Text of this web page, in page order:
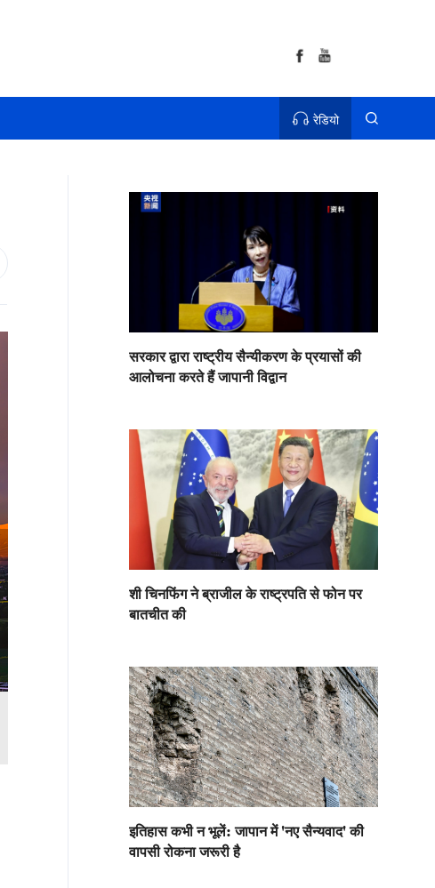
रेडियो
7 जुलाई को चीन के शीत्सांग स्वायत्त प्रदेश के शिगात्से शहर के ग्यान्त्से
सरकार द्वारा राष्ट्रीय सैन्यीकरण के प्रयासों की
आलोचना करते हैं जापानी विद्वान
शी चिनफिंग ने ब्राजील के राष्ट्रपति से फोन पर
बातचीत की
इतिहास कभी न भूलें: जापान में 'नए सैन्यवाद' की
वापसी रोकना जरूरी है